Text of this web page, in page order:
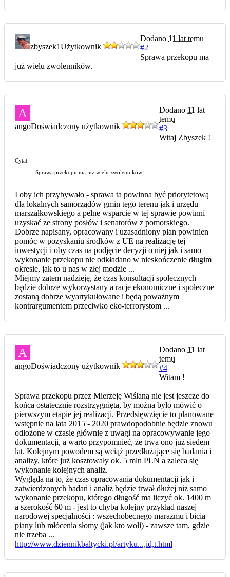
zbyszek1Użytkownik
Dodano 11 lat temu
#2
Sprawa przekopu ma
już wielu zwolenników.
A
angoDoświadczony użytkownik
Dodano 11 lat
temu
#3
Witaj Zbyszek !
Cytat
Sprawa przekopu ma już wielu zwolenników
I oby ich przybywało - sprawa ta powinna być priorytetową
dla lokalnych samorządów gmin tego terenu jak i urzędu
marszałkowskiego a pełne wsparcie w tej sprawie powinni
uzyskać ze strony posłów i senatorów z pomorskiego.
Dobrze napisany, opracowany i uzasadniony plan powinien
pomóc w pozyskaniu środków z UE na realizację tej
inwestycji i oby czas na podjęcie decyzji o niej jak i samo
wykonanie przekopu nie odkładano w nieskończenie długim
okresie, jak to u nas w złej modzie ...
Miejmy zatem nadzieję, że czas konsultacji społecznych
będzie dobrze wykorzystany a racje ekonomiczne i społeczne
zostaną dobrze wyartykułowane i będą poważnym
kontrargumentem przeciwko eko-terrorystom ...
A
angoDoświadczony użytkownik
Dodano 11 lat
temu
#4
Witam !
Sprawa przekopu przez Mierzeję Wiślaną nie jest jeszcze do
końca ostatecznie rozstrzygnięta, by można było mówić o
pierwszym etapie jej realizacji. Przedsięwzięcie to planowane
wstępnie na lata 2015 - 2020 prawdopodobnie będzie znowu
odłożone w czasie głównie z uwagi na opracowywanie jego
dokumentacji, a warto przypomnieć, że trwa ono już siedem
lat. Kolejnym powodem są wciąż przedłużające się badania i
analizy, które już kosztowały ok. 5 mln PLN a zaleca się
wykonanie kolejnych analiz.
Wygląda na to, że czas opracowania dokumentacji jak i
zatwierdzonych badań i analiz będzie trwał dłużej niż samo
wykonanie przekopu, którego długość ma liczyć ok. 1400 m
a szerokość 60 m - jest to chyba kolejny przykład naszej
narodowej specjalności : wszechobecnego marazmu i bicia
piany lub młócenia słomy (jak kto woli) - zawsze tam, gdzie
nie trzeba ...
http://www.dziennikbaltycki.pl/artyku...,id,t.html